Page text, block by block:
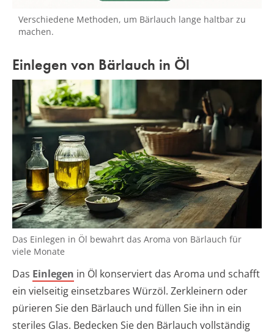
Verschiedene Methoden, um Bärlauch lange haltbar zu
machen.
Einlegen von Bärlauch in Öl
Das Einlegen in Öl bewahrt das Aroma von Bärlauch für
viele Monate
Das Einlegen in Öl konserviert das Aroma und schafft
ein vielseitig einsetzbares Würzöl. Zerkleinern oder
pürieren Sie den Bärlauch und füllen Sie ihn in ein
steriles Glas. Bedecken Sie den Bärlauch vollständig